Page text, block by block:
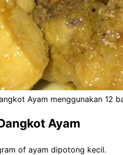
Ayam menggunakan 12
Ayam
of ayam dipotong kecil.